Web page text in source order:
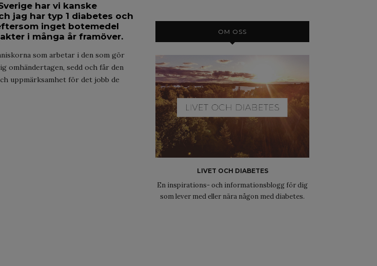
har vi kanske
jag har typ 1 diabetes och
inget botemedel
i många år framöver.
som arbetar i den som gör
omhändertagen, sedd och får den
uppmärksamhet för det jobb de
OM OSS
LIVET OCH DIABETES
En inspirations- och informationsblogg för dig
som lever med eller nära någon med diabetes.